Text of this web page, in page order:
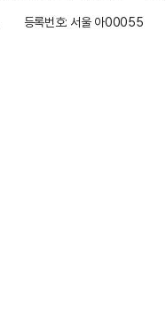
등록번호: 서울 아00055